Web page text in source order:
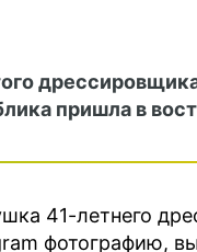
пришла в
41-летнего
фотографию,